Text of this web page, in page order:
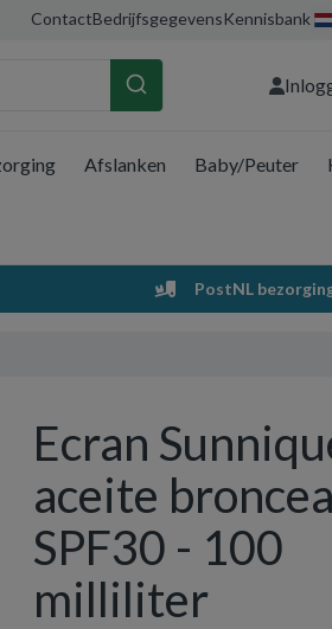
ContactBedrijfsgegevensKennisbank
Winkelwagen
Uw winkelwagen is
Vul hem met
Afslanken Baby/Peuter
PostNL
Ecran
aceite
SPF30 - 100
milliliter